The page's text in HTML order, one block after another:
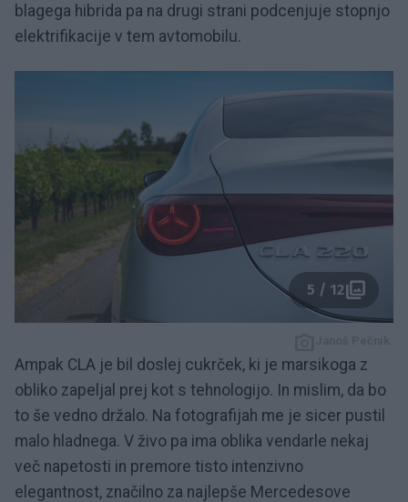
blagega hibrida pa na drugi strani podcenjuje stopnjo
elektrifikacije v tem avtomobilu.
5 / 12
Ampak CLA je bil doslej cukrček, ki je marsikoga z
obliko zapeljal prej kot s tehnologijo. In mislim, da bo
to še vedno držalo. Na fotografijah me je sicer pustil
malo hladnega. V živo pa ima oblika vendarle nekaj
več napetosti in premore tisto intenzivno
elegantnost, značilno za najlepše Mercedesove